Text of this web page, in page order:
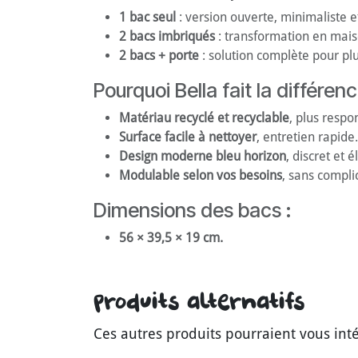
1 bac seul : version ouverte, minimaliste
2 bacs imbriqués : transformation en
2 bacs + porte : solution complète pour
Pourquoi Bella fait la
Matériau recyclé et recyclable, plus
Surface facile à nettoyer, entretien rapide.
Design moderne bleu horizon, discret et
Modulable selon vos besoins, sans
Dimensions des bacs :
56 × 39,5 × 19 cm.
Produits alternatifs
Ces autres produits pourraient vous